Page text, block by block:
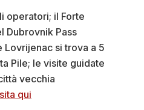
operatori; il Forte
Dubrovnik Pass
Lovrijenac si trova a 5
Pile; le visite guidate
vecchia
qui